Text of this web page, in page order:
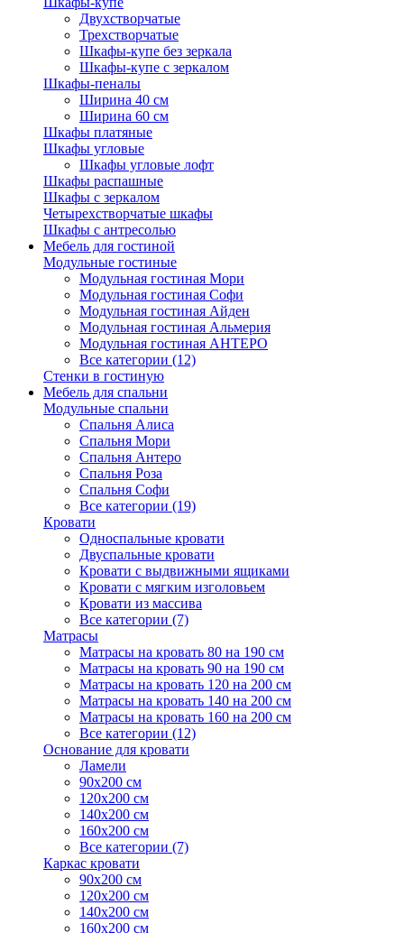
Двухстворчатые
Трехстворчатые
Шкафы-купе без зеркала
Шкафы-купе с зеркалом
Шкафы-пеналы
Ширина 40 см
Ширина 60 см
Шкафы платяные
Шкафы угловые
Шкафы угловые лофт
Шкафы распашные
Шкафы с зеркалом
Четырехстворчатые шкафы
Шкафы с антресолью
Мебель для гостиной
Модульные гостиные
Модульная гостиная Мори
Модульная гостиная Софи
Модульная гостиная Айден
Модульная гостиная Альмерия
Модульная гостиная АНТЕРО
Все категории (12)
Стенки в гостиную
Мебель для спальни
Модульные спальни
Спальня Алиса
Спальня Мори
Спальня Антеро
Спальня Роза
Спальня Софи
Все категории (19)
Кровати
Односпальные кровати
Двуспальные кровати
Кровати с выдвижными ящиками
Кровати с мягким изголовьем
Кровати из массива
Все категории (7)
Матрасы
Матрасы на кровать 80 на 190 см
Матрасы на кровать 90 на 190 см
Матрасы на кровать 120 на 200 см
Матрасы на кровать 140 на 200 см
Матрасы на кровать 160 на 200 см
Все категории (12)
Основание для кровати
Ламели
90х200 см
120х200 см
140х200 см
160х200 см
Все категории (7)
Каркас кровати
90х200 см
120х200 см
140х200 см
160х200 см